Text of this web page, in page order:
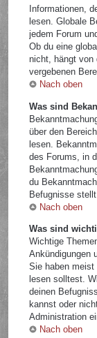
Informationen,
lesen. Globale
jedem Forum
Ob du eine
nicht, hängt von
vergebenen
Nach oben
Was sind
über den
lesen.
des Forums, in
du
Befugnisse
Nach oben
Was sind
Wichtige
Ankündigungen
Sie haben
lesen solltest.
deinen
kannst oder
Administration
Nach oben